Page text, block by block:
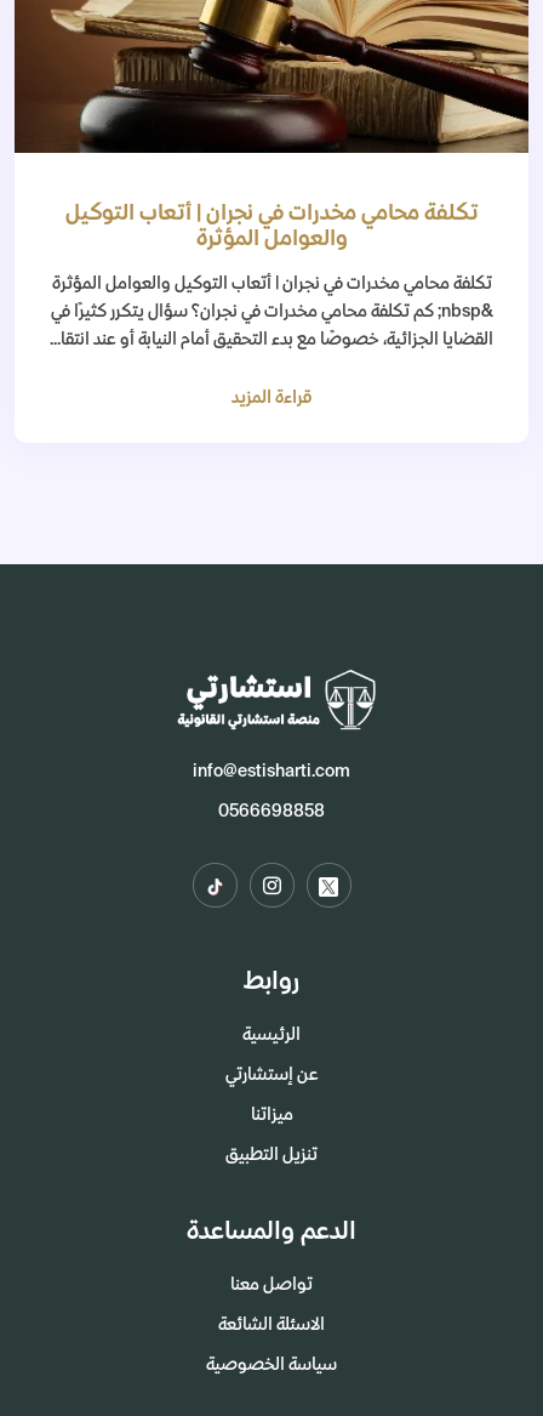
تكلفة محامي مخدرات في نجران | أتعاب التوكيل
والعوامل المؤثرة
تكلفة محامي مخدرات في نجران | أتعاب التوكيل والعوامل المؤثرة
&nbsp; كم تكلفة محامي مخدرات في نجران؟ سؤال يتكرر كثيرًا في
القضايا الجزائية، خصوصًا مع بدء التحقيق أمام النيابة أو عند انتقا...
قراءة المزيد
info@estisharti.com
0566698858
روابط
الرئيسية
عن إستشارتي
ميزاتنا
تنزيل التطبيق
الدعم والمساعدة
تواصل معنا
الاسئلة الشائعة
سياسة الخصوصية